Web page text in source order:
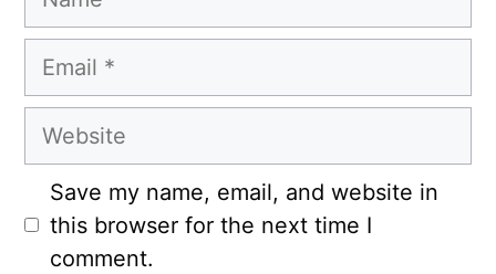
Email
Website
Save my name, email, and website in
this browser for the next time I
comment.